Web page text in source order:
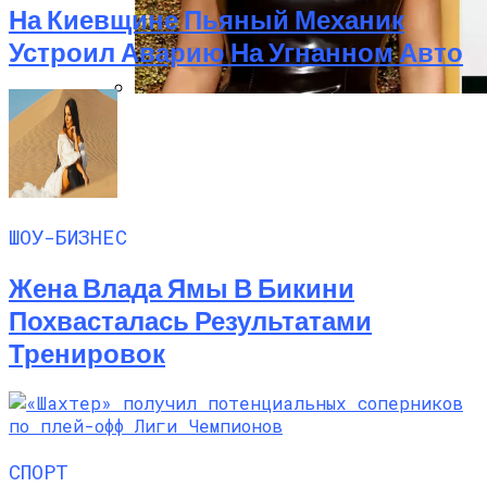
На Киевщине Пьяный Механик
Устроил Аварию На Угнанном Авто
ШОУ-БИЗНЕС
Жена Влада Ямы В Бикини
Похвасталась Результатами
Тренировок
СПОРТ